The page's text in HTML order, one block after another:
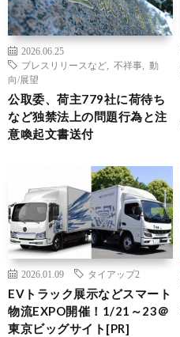
2026.06.25
プレスリリースなど
不祥事
動
向/展望
公取委、荷主779社に荷待ち
など独禁法上の問題行為と注
意喚起文書送付
2026.01.09 タイアップ2
EVトラック展示などスマート
物流EXPO開催！1/21～23＠
東京ビッグサイト[PR]